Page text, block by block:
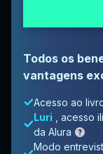
Todos os
vantagens
Acesso ao
Luri
, acesso
da Alura
Modo